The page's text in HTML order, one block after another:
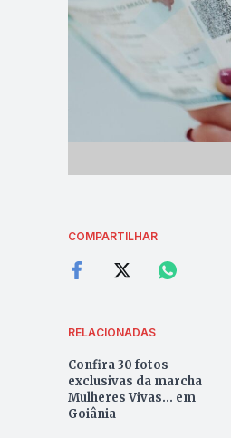
COMPARTILHAR
RELACIONADAS
Confira 30 fotos
exclusivas da marcha
Mulheres Vivas... em
Goiânia